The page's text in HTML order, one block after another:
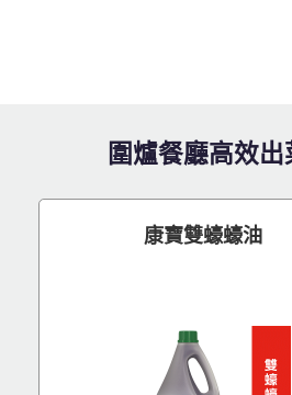
圍爐餐廳高效
康寶雙蠔蠔油